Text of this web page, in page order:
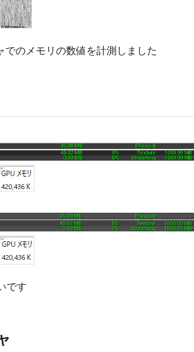
のメモリの数値を計測しました
です